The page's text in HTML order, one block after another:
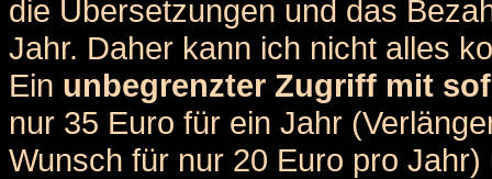
die Übersetzungen und das
Jahr. Daher kann ich nicht alles
Ein unbegrenzter Zugriff mit
nur 35 Euro für ein Jahr
Wunsch für nur 20 Euro pro